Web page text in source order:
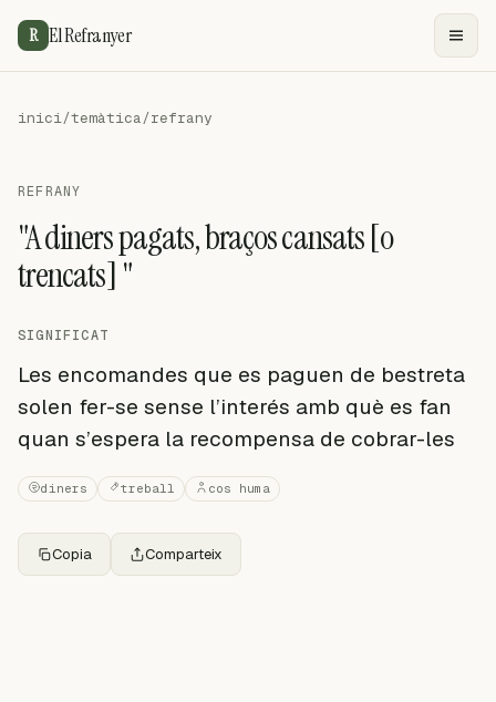
R El Refranyer
inici/temàtica/refrany
REFRANY
"A diners pagats, braços cansats [o
trencats] "
SIGNIFICAT
Les encomandes que es paguen de bestreta
solen fer-se sense l’interés amb què es fan
quan s’espera la recompensa de cobrar-les
diners treball cos huma
Copia Comparteix